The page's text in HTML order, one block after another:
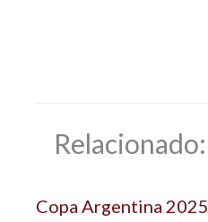
Relacionado:
Copa Argentina 2025